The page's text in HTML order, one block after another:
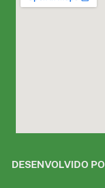
DESENVOLVIDO